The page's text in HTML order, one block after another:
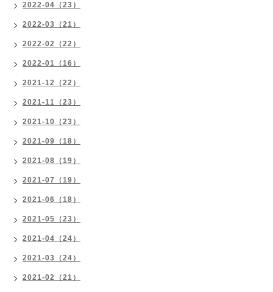
2022-04（23）
2022-03（21）
2022-02（22）
2022-01（16）
2021-12（22）
2021-11（23）
2021-10（23）
2021-09（18）
2021-08（19）
2021-07（19）
2021-06（18）
2021-05（23）
2021-04（24）
2021-03（24）
2021-02（21）